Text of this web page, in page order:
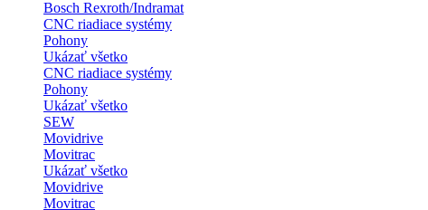
Bosch Rexroth/Indramat
CNC riadiace systémy
Pohony
Ukázať všetko
CNC riadiace systémy
Pohony
Ukázať všetko
SEW
Movidrive
Movitrac
Ukázať všetko
Movidrive
Movitrac